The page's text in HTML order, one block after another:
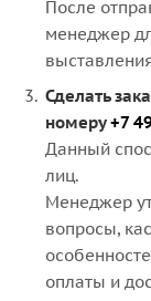
После
менеджер
Сделать
номеру+7
Данный
лиц.
Менеджер
вопросы,
оплаты и